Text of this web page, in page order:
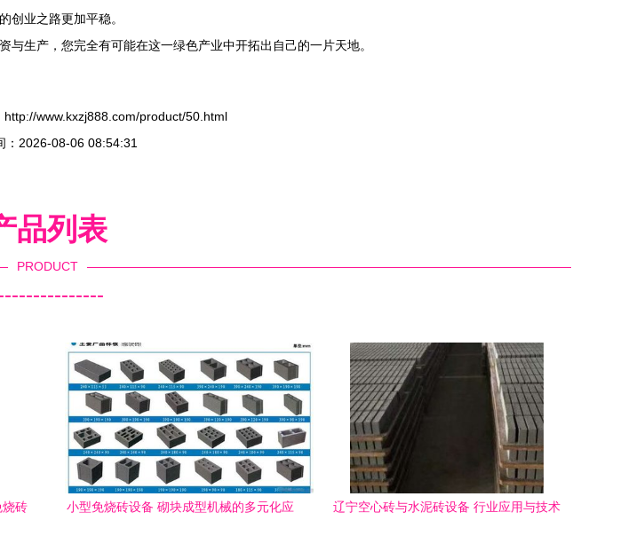
创业之路更加平稳。
生产，您完全有可能在这一绿色产业中开拓出自己的一片天地。
http://www.kxzj888.com/product/50.html
：2026-08-06 08:54:31
品列表
PRODUCT
烧砖
小型免烧砖设备 砌块成型机械的多元化应
辽宁空心砖与水泥砖设备 行业应用与技术